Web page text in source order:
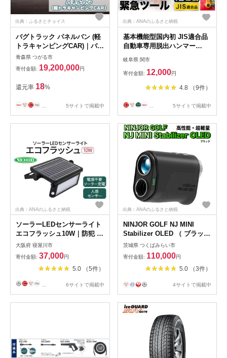
出典：ふるさとチョイス
バグトラック パネルバン (軽
トラキャンピングCAR)｜バグ
トラック バグトラ ターボー
アウトドア キャンプ キャン
ピングカー 車中泊 車 犬 快適
自由 [0547]
青森県 つがる市
寄付金額: 19,200,000円
還元率 18%
... 5サイトで掲載中
出典：ANAのふるさと納税
基本機能型国内初 JIS適合品
自動車専用脱出ハンマー
（RE-20-J） ～シートベルト
カッター ハンマー 自動車用
品 緊急ツール 車用 安全ハン
風 脱出 救出 支援用具 日本製
正規品 メーカー メーカ直送
関市 刃物 ディーラー～
岐阜県 関市
寄付金額: 12,000円
4.8 （9件）
... 5サイトで掲載中
出典：ANAのふるさと納税
ソーラーLEDセンサーライト
エコフラッシュ10W｜防犯 防
災グッズ エコグッズ 太陽光
発電 節電 安全 LEDライト ソ
ーラー 人感 センサー 自動点
灯 コードレス 電源不要
[0817]
大阪府 寝屋川市
寄付金額: 37,000円
5.0 （5件）
6サイトで掲載中
出典：ANAのふるさと納税
NINJOR GOLF NJ MINI
Stabilizer OLED （ ブラック
） ゴルフ レーザー 距離計 コ
ンパクトサイズ 距離測定器
手振れ補正 ゴルフ距離計 生
活防水 IPX4 [FE10-NT]
茨城県 つくばみらい市
寄付金額: 110,000円
5.0 （3件）
4サイトで掲載中